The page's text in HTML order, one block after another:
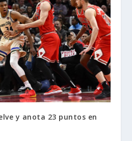
y anota 23 puntos en